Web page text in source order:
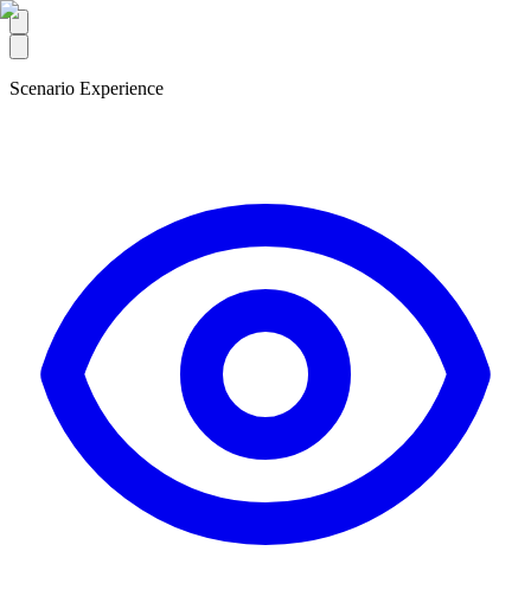
Scenario Experience